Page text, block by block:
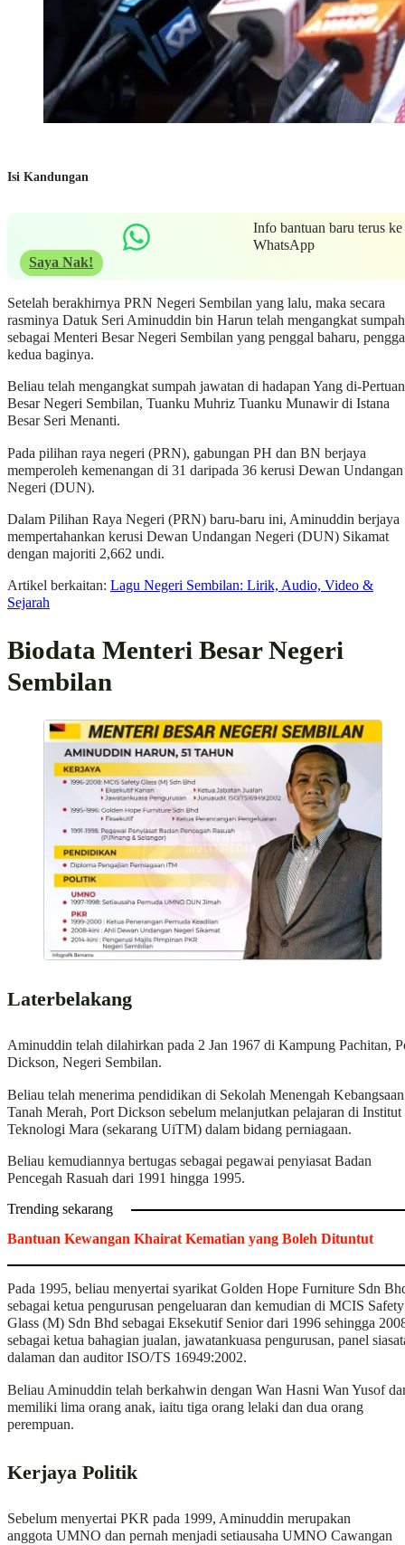
Isi Kandungan
Info bantuan baru terus ke
WhatsApp
Saya Nak!
Setelah berakhirnya PRN Negeri Sembilan yang lalu, maka secara
rasminya Datuk Seri Aminuddin bin Harun telah mengangkat sumpah
sebagai Menteri Besar Negeri Sembilan yang penggal baharu,
kedua baginya.
Beliau telah mengangkat sumpah jawatan di hadapan Yang di-Pertuan
Besar Negeri Sembilan, Tuanku Muhriz Tuanku Munawir di Istana
Besar Seri Menanti.
Pada pilihan raya negeri (PRN), gabungan PH dan BN berjaya
memperoleh kemenangan di 31 daripada 36 kerusi Dewan Undangan
Negeri (DUN).
Dalam Pilihan Raya Negeri (PRN) baru-baru ini, Aminuddin berjaya
mempertahankan kerusi Dewan Undangan Negeri (DUN) Sikamat
dengan majoriti 2,662 undi.
Artikel berkaitan: Lagu Negeri Sembilan: Lirik, Audio, Video &
Sejarah
Biodata Menteri Besar Negeri
Sembilan
Laterbelakang
Aminuddin telah dilahirkan pada 2 Jan 1967 di Kampung Pachitan,
Dickson, Negeri Sembilan.
Beliau telah menerima pendidikan di Sekolah Menengah Kebangsaan
Tanah Merah, Port Dickson sebelum melanjutkan pelajaran di Institut
Teknologi Mara (sekarang UiTM) dalam bidang perniagaan.
Beliau kemudiannya bertugas sebagai pegawai penyiasat Badan
Pencegah Rasuah dari 1991 hingga 1995.
Trending sekarang
Bantuan Kewangan Khairat Kematian yang Boleh Dituntut
Pada 1995, beliau menyertai syarikat Golden Hope Furniture Sdn
sebagai ketua pengurusan pengeluaran dan kemudian di MCIS Safety
Glass (M) Sdn Bhd sebagai Eksekutif Senior dari 1996 sehingga
sebagai ketua bahagian jualan, jawatankuasa pengurusan, panel
dalaman dan auditor ISO/TS 16949:2002.
Beliau Aminuddin telah berkahwin dengan Wan Hasni Wan Yusof
memiliki lima orang anak, iaitu tiga orang lelaki dan dua orang
perempuan.
Kerjaya Politik
Sebelum menyertai PKR pada 1999, Aminuddin merupakan
anggota UMNO dan pernah menjadi setiausaha UMNO Cawangan